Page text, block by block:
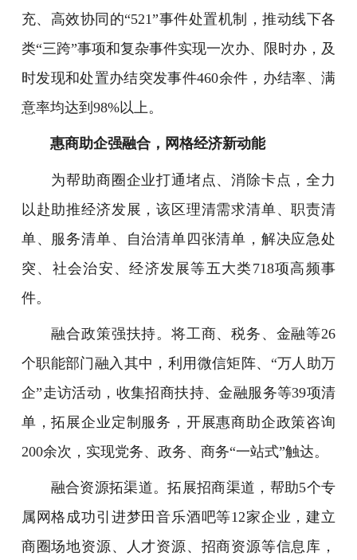
充、高效协同的“521”事件处置机制，推动线下各
类“三跨”事项和复杂事件实现一次办、限时办，及
时发现和处置办结突发事件460余件，办结率、满
意率均达到98%以上。
惠商助企强融合，网格经济新动能
为帮助商圈企业打通堵点、消除卡点，全力
以赴助推经济发展，该区理清需求清单、职责清
单、服务清单、自治清单四张清单，解决应急处
突、社会治安、经济发展等五大类718项高频事
件。
融合政策强扶持。将工商、税务、金融等26
个职能部门融入其中，利用微信矩阵、“万人助万
企”走访活动，收集招商扶持、金融服务等39项清
单，拓展企业定制服务，开展惠商助企政策咨询
200余次，实现党务、政务、商务“一站式”触达。
融合资源拓渠道。拓展招商渠道，帮助5个专
属网格成功引进梦田音乐酒吧等12家企业，建立
商圈场地资源、人才资源、招商资源等信息库，